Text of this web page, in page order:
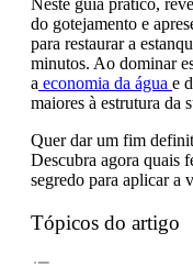
do gotejamento e
para restaurar a
minutos. Ao dominar
a economia da água e
maiores à estrutura da
Quer dar um fim
Descubra agora quais
segredo para aplicar a
Tópicos do artigo